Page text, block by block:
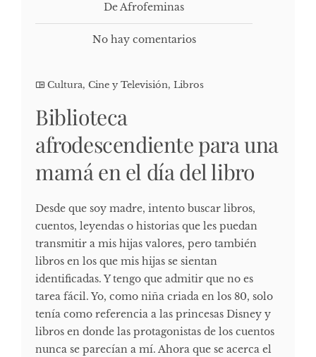
De Afrofeminas
No hay comentarios
Cultura, Cine y Televisión, Libros
Biblioteca
afrodescendiente para una
mamá en el día del libro
Desde que soy madre, intento buscar libros,
cuentos, leyendas o historias que les puedan
transmitir a mis hijas valores, pero también
libros en los que mis hijas se sientan
identificadas. Y tengo que admitir que no es
tarea fácil. Yo, como niña criada en los 80, solo
tenía como referencia a las princesas Disney y
libros en donde las protagonistas de los cuentos
nunca se parecían a mí. Ahora que se acerca el